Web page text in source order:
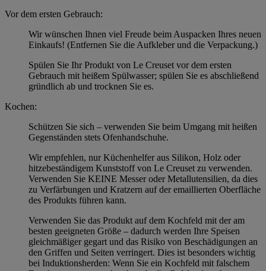
Vor dem ersten Gebrauch:
Wir wünschen Ihnen viel Freude beim Auspacken Ihres neuen
Einkaufs! (Entfernen Sie die Aufkleber und die Verpackung.)
Spülen Sie Ihr Produkt von Le Creuset vor dem ersten
Gebrauch mit heißem Spülwasser; spülen Sie es abschließend
gründlich ab und trocknen Sie es.
Kochen:
Schützen Sie sich – verwenden Sie beim Umgang mit heißen
Gegenständen stets Ofenhandschuhe.
Wir empfehlen, nur Küchenhelfer aus Silikon, Holz oder
hitzebeständigem Kunststoff von Le Creuset zu verwenden.
Verwenden Sie KEINE Messer oder Metallutensilien, da dies
zu Verfärbungen und Kratzern auf der emaillierten Oberfläche
des Produkts führen kann.
Verwenden Sie das Produkt auf dem Kochfeld mit der am
besten geeigneten Größe – dadurch werden Ihre Speisen
gleichmäßiger gegart und das Risiko von Beschädigungen an
den Griffen und Seiten verringert. Dies ist besonders wichtig
bei Induktionsherden: Wenn Sie ein Kochfeld mit falschem